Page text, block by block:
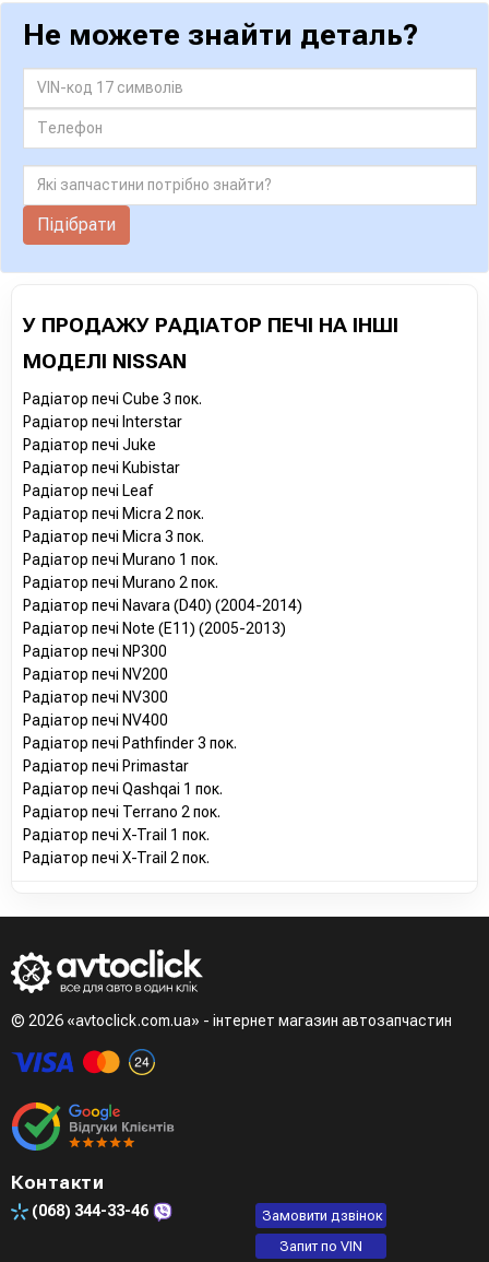
Не можете знайти деталь?
Підібрати
У ПРОДАЖУ РАДІАТОР ПЕЧІ НА ІНШІ
МОДЕЛІ NISSAN
Радіатор печі Cube 3 пок.
Радіатор печі Interstar
Радіатор печі Juke
Радіатор печі Kubistar
Радіатор печі Leaf
Радіатор печі Micra 2 пок.
Радіатор печі Micra 3 пок.
Радіатор печі Murano 1 пок.
Радіатор печі Murano 2 пок.
Радіатор печі Navara (D40) (2004-2014)
Радіатор печі Note (E11) (2005-2013)
Радіатор печі NP300
Радіатор печі NV200
Радіатор печі NV300
Радіатор печі NV400
Радіатор печі Pathfinder 3 пок.
Радіатор печі Primastar
Радіатор печі Qashqai 1 пок.
Радіатор печі Terrano 2 пок.
Радіатор печі X-Trail 1 пок.
Радіатор печі X-Trail 2 пок.
© 2026 «avtoclick.com.ua» - інтернет магазин автозапчастин
Контакти
(068) 344-33-46
Замовити дзвінок
Запит по VIN